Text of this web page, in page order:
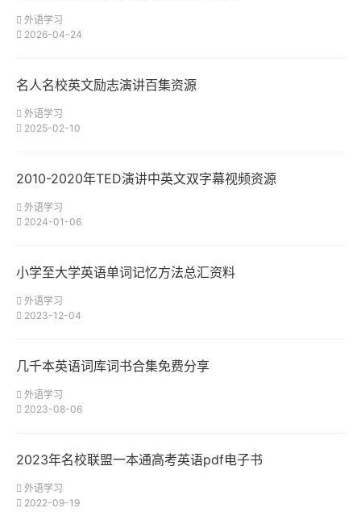
外语学习
2026-04-24
名人名校英文励志演讲百集资源
外语学习
2025-02-10
2010-2020年TED演讲中英文双字幕视频资源
外语学习
2024-01-06
小学至大学英语单词记忆方法总汇资料
外语学习
2023-12-04
几千本英语词库词书合集免费分享
外语学习
2023-08-06
2023年名校联盟一本通高考英语pdf电子书
外语学习
2022-09-19